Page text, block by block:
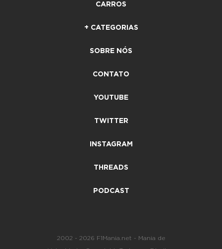
CARROS
+ CATEGORIAS
SOBRE NÓS
CONTATO
YOUTUBE
TWITTER
INSTAGRAM
THREADS
PODCAST
2002 - 2026 F1Mania.net - Mania de